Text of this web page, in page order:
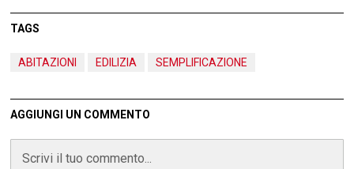
TAGS
ABITAZIONI EDILIZIA SEMPLIFICAZIONE
AGGIUNGI UN COMMENTO